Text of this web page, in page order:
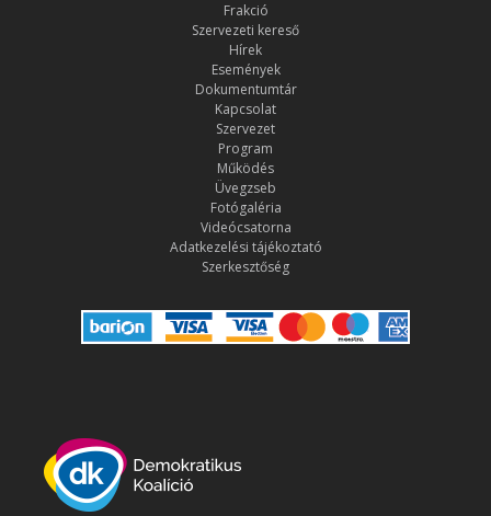
Frakció
Szervezeti kereső
Hírek
Események
Dokumentumtár
Kapcsolat
Szervezet
Program
Működés
Üvegzseb
Fotógaléria
Videócsatorna
Adatkezelési tájékoztató
Szerkesztőség